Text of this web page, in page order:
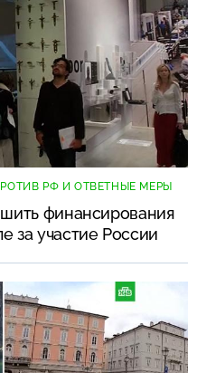
РФ И ОТВЕТНЫЕ МЕРЫ
финансирования
за участие России